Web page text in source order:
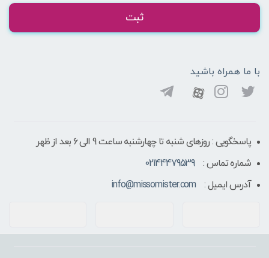
ثبت
با ما همراه باشید
پاسخگویی : روزهای شنبه تا چهارشنبه ساعت 9 الی ۶ بعد از ظهر
شماره تماس :
02144479539
آدرس ایمیل :
info@missomister.com